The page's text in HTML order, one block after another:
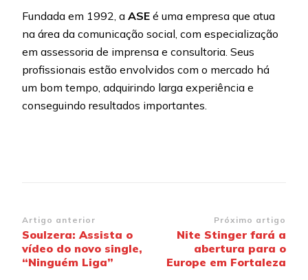
Fundada em 1992, a ASE é uma empresa que atua
na área da comunicação social, com especialização
em assessoria de imprensa e consultoria. Seus
profissionais estão envolvidos com o mercado há
um bom tempo, adquirindo larga experiência e
conseguindo resultados importantes.
Navegação
de
post
Artigo anterior
Soulzera: Assista o
vídeo do novo single,
“Ninguém Liga”
Próximo artigo
Nite Stinger fará a
abertura para o
Europe em Fortaleza